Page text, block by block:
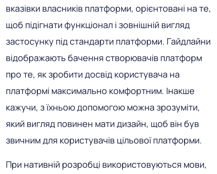
вказівки власників платформи, орієнтовані на те,
щоб підігнати функціонал і зовнішній вигляд
застосунку під стандарти платформи. Гайдлайни
відображають бачення створювачів платформ
про те, як зробити досвід користувача на
платформі максимально комфортним. Інакше
кажучи, з їхньою допомогою можна зрозуміти,
який вигляд повинен мати дизайн, щоб він був
звичним для користувачів цільової платформи.
При нативній розробці використовуються мови,